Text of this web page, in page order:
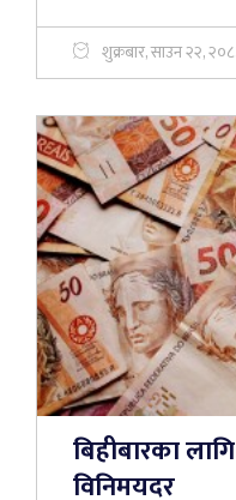
शुक्रबार, साउन २२,
बिहीबारका
विनिमयदर